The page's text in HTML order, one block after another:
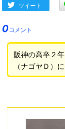
ツイート
0コメント
阪神の高卒２
（ナゴヤＤ）